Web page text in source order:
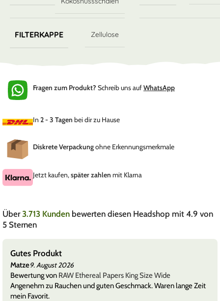
FILTERKAPPE Zellulose
Fragen zum Produkt? Schreib uns aufWhatsApp
In 2 - 3 Tagen bei dir zu Hause
Diskrete Verpackungohne Erkennungsmerkmale
Jetzt kaufen,später zahlen mit Klarna
Über3.713 Kunden bewerten diesen Headshop mit 4.9 von
5 Sternen
Gutes Produkt
Matze9. August 2026
Bewertung von RAW Ethereal Papers King Size Wide
Angenehm zu Rauchen und guten Geschmack. Waren lange Zeit
mein Favorit.